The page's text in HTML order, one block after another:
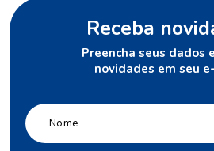
Receba
Preencha seus dados
novidades em seu